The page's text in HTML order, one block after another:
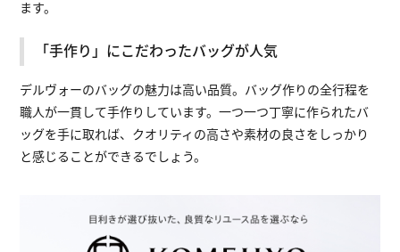
ます。
「手作り」にこだわったバッグが人気
デルヴォーのバッグの魅力は高い品質。バッグ作りの全行程を
職人が一貫して手作りしています。一つ一つ丁寧に作られたバ
ッグを手に取れば、クオリティの高さや素材の良さをしっかり
と感じることができるでしょう。